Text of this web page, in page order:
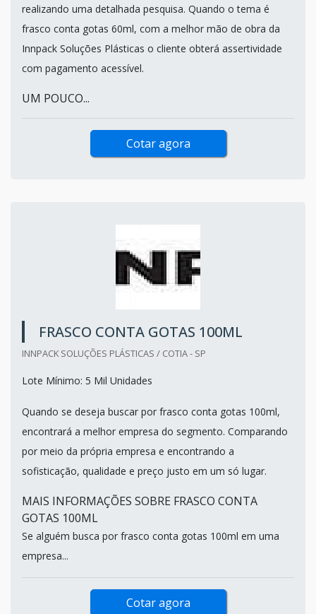
realizando uma detalhada pesquisa. Quando o tema é
frasco conta gotas 60ml, com a melhor mão de obra da
Innpack Soluções Plásticas o cliente obterá assertividade
com pagamento acessível.
UM POUCO...
Cotar agora
FRASCO CONTA GOTAS 100ML
INNPACK SOLUÇÕES PLÁSTICAS / COTIA - SP
Lote Mínimo: 5 Mil Unidades
Quando se deseja buscar por frasco conta gotas 100ml,
encontrará a melhor empresa do segmento. Comparando
por meio da própria empresa e encontrando a
sofisticação, qualidade e preço justo em um só lugar.
MAIS INFORMAÇÕES SOBRE FRASCO CONTA
GOTAS 100ML
Se alguém busca por frasco conta gotas 100ml em uma
empresa...
Cotar agora